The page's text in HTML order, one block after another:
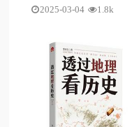
2025-03-04 1.8k